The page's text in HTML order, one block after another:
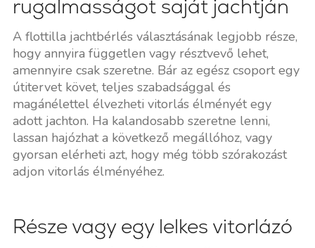
rugalmasságot saját jachtján
A flottilla jachtbérlés választásának legjobb része,
hogy annyira független vagy résztvevő lehet,
amennyire csak szeretne. Bár az egész csoport egy
útitervet követ, teljes szabadsággal és
magánélettel élvezheti vitorlás élményét egy
adott jachton. Ha kalandosabb szeretne lenni,
lassan hajózhat a következő megállóhoz, vagy
gyorsan elérheti azt, hogy még több szórakozást
adjon vitorlás élményéhez.
Része vagy egy lelkes vitorlázó